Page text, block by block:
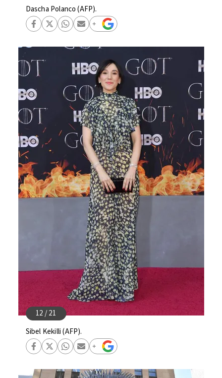
Dascha Polanco (AFP).
Sibel Kekilli (AFP).